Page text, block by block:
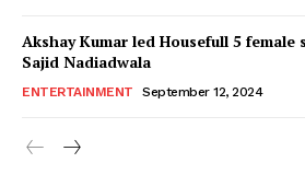
Akshay Kumar led Housefull 5
Sajid Nadiadwala
ENTERTAINMENT September 12, 2024